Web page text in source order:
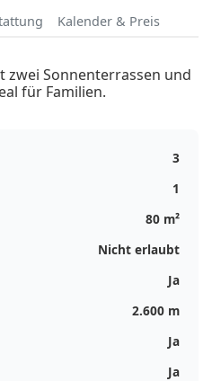
Kalender & Preis
zwei Sonnenterrassen und
für Familien.
3
1
80 m²
Nicht erlaubt
Ja
2.600 m
Ja
Ja